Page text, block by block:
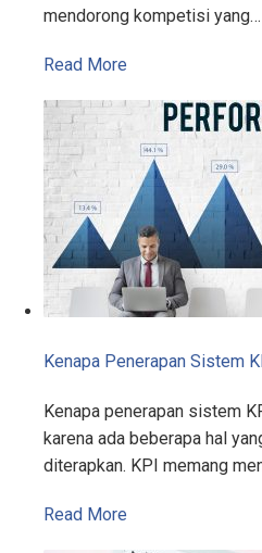
mendorong kompetisi yang…
Read More
Kenapa Penerapan Sistem
Kenapa penerapan sistem
karena ada beberapa hal
diterapkan. KPI memang
Read More